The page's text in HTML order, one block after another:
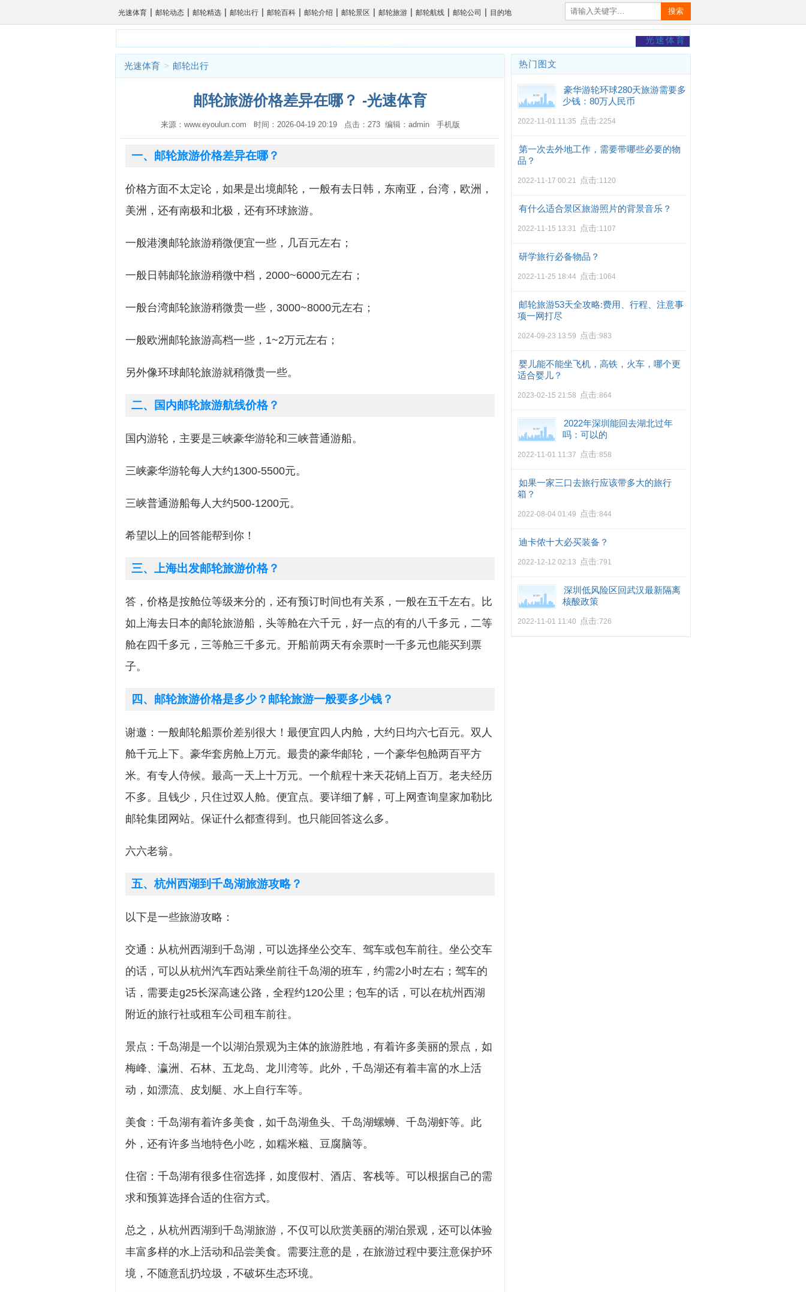
光速体育 | 邮轮动态 | 邮轮精选 | 邮轮出行 | 邮轮百科 | 邮轮介绍 | 邮轮景区 | 邮轮旅游 | 邮轮航线 | 邮轮公司 | 目的地 搜索
光速体育
光速体育 > 邮轮出行
邮轮旅游价格差异在哪？ -光速体育
来源：www.eyoulun.com 时间：2026-04-19 20:19 点击：273 编辑：admin 手机版
一、邮轮旅游价格差异在哪？
价格方面不太定论，如果是出境邮轮，一般有去日韩，东南亚，台湾，欧洲，
美洲，还有南极和北极，还有环球旅游。
一般港澳邮轮旅游稍微便宜一些，几百元左右；
一般日韩邮轮旅游稍微中档，2000~6000元左右；
一般台湾邮轮旅游稍微贵一些，3000~8000元左右；
一般欧洲邮轮旅游高档一些，1~2万元左右；
另外像环球邮轮旅游就稍微贵一些。
二、国内邮轮旅游航线价格？
国内游轮，主要是三峡豪华游轮和三峡普通游船。
三峡豪华游轮每人大约1300-5500元。
三峡普通游船每人大约500-1200元。
希望以上的回答能帮到你！
三、上海出发邮轮旅游价格？
答，价格是按舱位等级来分的，还有预订时间也有关系，一般在五千左右。比
如上海去日本的邮轮旅游船，头等舱在六千元，好一点的有的八千多元，二等
舱在四千多元，三等舱三千多元。开船前两天有余票时一千多元也能买到票
子。
四、邮轮旅游价格是多少？邮轮旅游一般要多少钱？
谢邀：一般邮轮船票价差别很大！最便宜四人内舱，大约日均六七百元。双人
舱千元上下。豪华套房舱上万元。最贵的豪华邮轮，一个豪华包舱两百平方
米。有专人侍候。最高一天上十万元。一个航程十来天花销上百万。老夫经历
不多。且钱少，只住过双人舱。便宜点。要详细了解，可上网查询皇家加勒比
邮轮集团网站。保证什么都查得到。也只能回答这么多。
六六老翁。
五、杭州西湖到千岛湖旅游攻略？
以下是一些旅游攻略：
交通：从杭州西湖到千岛湖，可以选择坐公交车、驾车或包车前往。坐公交车
的话，可以从杭州汽车西站乘坐前往千岛湖的班车，约需2小时左右；驾车的
话，需要走g25长深高速公路，全程约120公里；包车的话，可以在杭州西湖
附近的旅行社或租车公司租车前往。
景点：千岛湖是一个以湖泊景观为主体的旅游胜地，有着许多美丽的景点，如
梅峰、瀛洲、石林、五龙岛、龙川湾等。此外，千岛湖还有着丰富的水上活
动，如漂流、皮划艇、水上自行车等。
美食：千岛湖有着许多美食，如千岛湖鱼头、千岛湖螺蛳、千岛湖虾等。此
外，还有许多当地特色小吃，如糯米糍、豆腐脑等。
住宿：千岛湖有很多住宿选择，如度假村、酒店、客栈等。可以根据自己的需
求和预算选择合适的住宿方式。
总之，从杭州西湖到千岛湖旅游，不仅可以欣赏美丽的湖泊景观，还可以体验
丰富多样的水上活动和品尝美食。需要注意的是，在旅游过程中要注意保护环
境，不随意乱扔垃圾，不破坏生态环境。
热门图文
豪华游轮环球280天旅游需要多
少钱：80万人民币
2022-11-01 11:35 点击:2254
第一次去外地工作，需要带哪些必要的物
品？
2022-11-17 00:21 点击:1120
有什么适合景区旅游照片的背景音乐？
2022-11-15 13:31 点击:1107
研学旅行必备物品？
2022-11-25 18:44 点击:1064
邮轮旅游53天全攻略:费用、行程、注意事
项一网打尽
2024-09-23 13:59 点击:983
婴儿能不能坐飞机，高铁，火车，哪个更
适合婴儿？
2023-02-15 21:58 点击:864
2022年深圳能回去湖北过年
吗：可以的
2022-11-01 11:37 点击:858
如果一家三口去旅行应该带多大的旅行
箱？
2022-08-04 01:49 点击:844
迪卡侬十大必买装备？
2022-12-12 02:13 点击:791
深圳低风险区回武汉最新隔离
核酸政策
2022-11-01 11:40 点击:726